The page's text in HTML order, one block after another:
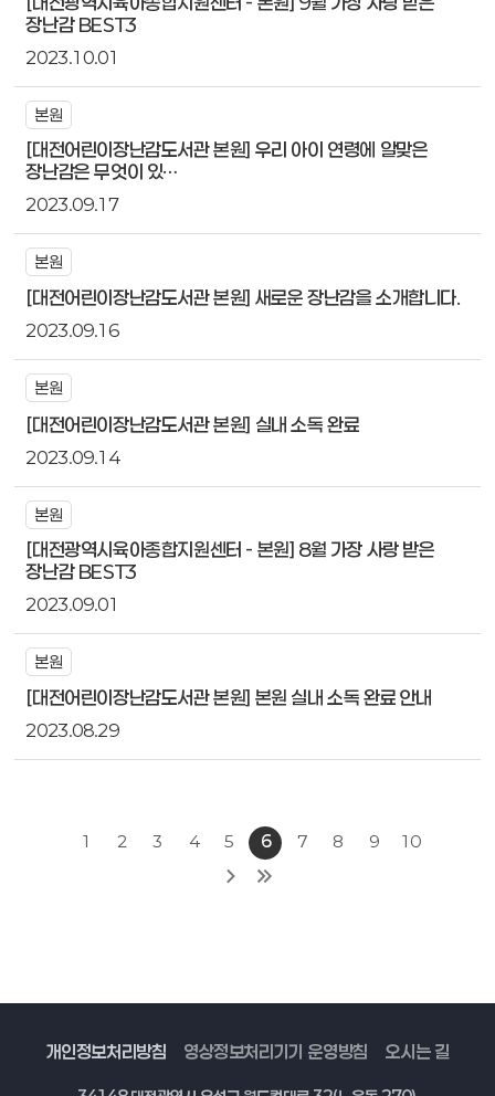
장난감 BEST3
2023.10.01
본원
[대전어린이장난감도서관 본원] 우리 아이 연령에 알맞은
장난감은 무엇이 있…
2023.09.17
본원
[대전어린이장난감도서관 본원] 새로운 장난감을 소개합니다.
2023.09.16
본원
[대전어린이장난감도서관 본원] 실내 소독 완료
2023.09.14
본원
[대전광역시육아종합지원센터 - 본원] 8월 가장 사랑 받은
장난감 BEST3
2023.09.01
본원
[대전어린이장난감도서관 본원] 본원 실내 소독 완료 안내
2023.08.29
1 2 3 4 5 6 7 8 9 10
개인정보처리방침 영상정보처리기기 운영방침 오시는 길